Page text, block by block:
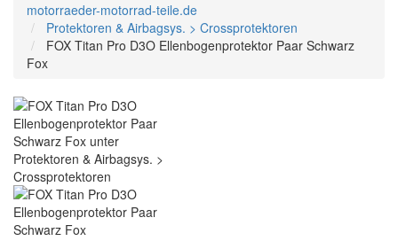
motorraeder-motorrad-teile.de
Protektoren & Airbagsys. > Crossprotektoren
FOX Titan Pro D3O Ellenbogenprotektor Paar Schwarz
Fox